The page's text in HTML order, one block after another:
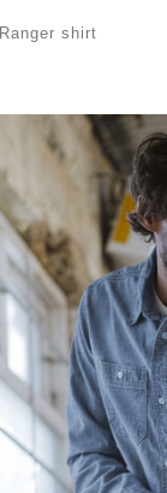
Ranger shirt